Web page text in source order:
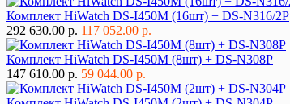
Комплект HiWatch DS-I450M (16шт) + DS-N316/2P
292 630.00 р. 117 052.00 р.
Комплект HiWatch DS-I450M (8шт) + DS-N308P
147 610.00 р. 59 044.00 р.